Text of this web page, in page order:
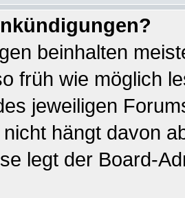
beinhalten
früh wie möglich
jeweiligen
hängt davon
legt der Board-